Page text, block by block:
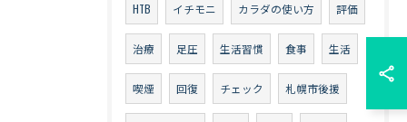
HTB イチモニ カラダの使い方 評価
治療 足圧 生活習慣 食事 生活
喫煙 回復 チェック 札幌市後援